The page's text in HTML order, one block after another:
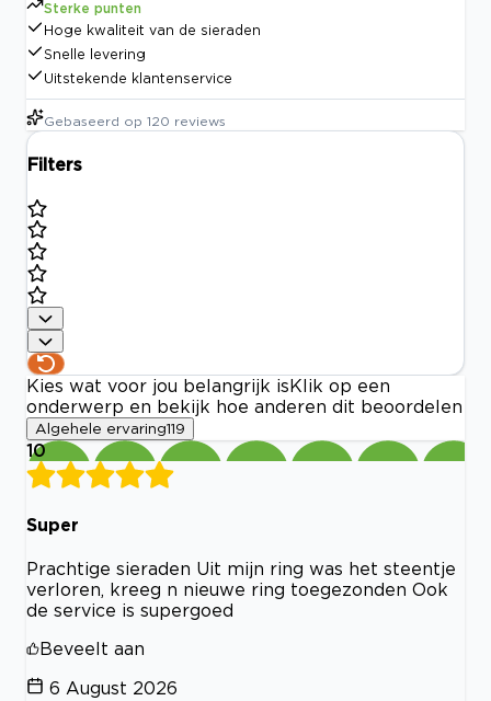
Sterke punten
Hoge kwaliteit van de sieraden
Snelle levering
Uitstekende klantenservice
Gebaseerd op 120 reviews
Filters
Kies wat voor jou belangrijk is Klik op een
onderwerp en bekijk hoe anderen dit beoordelen
Algehele ervaring119
10
Super
Prachtige sieraden Uit mijn ring was het steentje
verloren, kreeg n nieuwe ring toegezonden Ook
de service is supergoed
Beveelt aan
6 August 2026